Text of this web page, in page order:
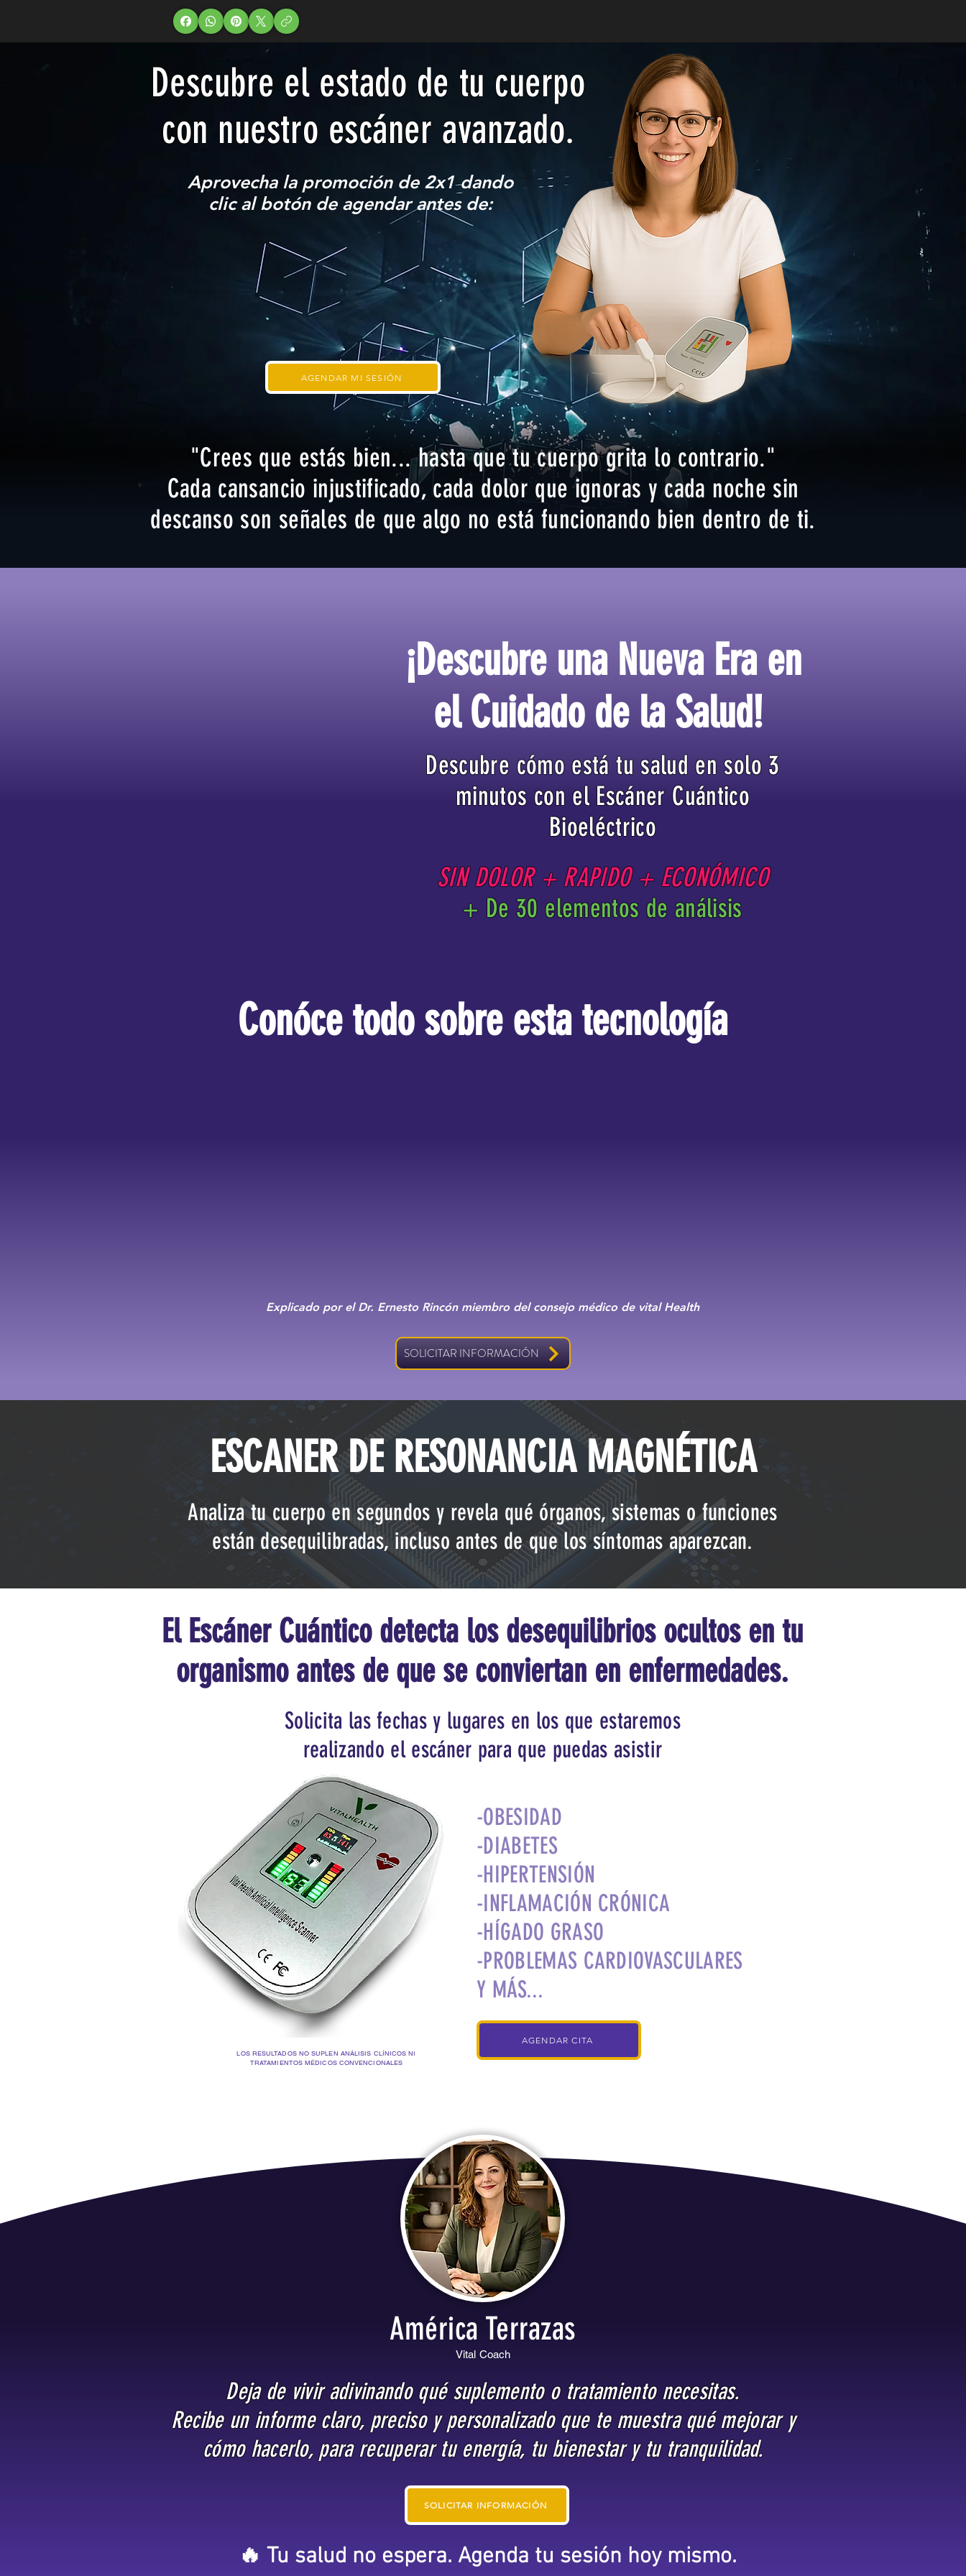
Descubre el estado de tu cuerpo
con nuestro escáner avanzado.
AGENDAR MI SESIÓN
Aprovecha la promoción de 2x1 dando
clic al botón de agendar antes de:
"Crees que estás bien... hasta que tu cuerpo grita lo contrario."
Cada cansancio injustificado, cada dolor que ignoras y cada noche sin
descanso son señales de que algo no está funcionando bien dentro de ti.
¡Descubre una Nueva Era en
el Cuidado de la Salud!
Descubre cómo está tu salud en solo 3
minutos con el Escáner Cuántico
Bioeléctrico
SIN DOLOR + RAPIDO + ECONÓMICO
+ De 30 elementos de análisis
Conóce todo sobre esta tecnología
Explicado por el Dr. Ernesto Rincón miembro del consejo médico de vital Health
SOLICITAR INFORMACIÓN
ESCANER DE RESONANCIA MAGNÉTICA
Analiza tu cuerpo en segundos y revela qué órganos, sistemas o funciones
están desequilibradas, incluso antes de que los síntomas aparezcan.
El Escáner Cuántico detecta los desequilibrios ocultos en tu
organismo antes de que se conviertan en enfermedades.
Solicita las fechas y lugares en los que estaremos
realizando el escáner para que puedas asistir
LOS RESULTADOS NO SUPLEN ANÁLISIS CLÍNICOS NI
TRATAMIENTOS MÉDICOS CONVENCIONALES
-OBESIDAD
-DIABETES
-HIPERTENSIÓN
-INFLAMACIÓN CRÓNICA
-HÍGADO GRASO
-PROBLEMAS CARDIOVASCULARES
Y MÁS...
AGENDAR CITA
América Terrazas
Vital Coach
Deja de vivir adivinando qué suplemento o tratamiento necesitas.
Recibe un informe claro, preciso y personalizado que te muestra qué mejorar y
cómo hacerlo, para recuperar tu energía, tu bienestar y tu tranquilidad.
SOLICITAR INFORMACIÓN
🔥 Tu salud no espera. Agenda tu sesión hoy mismo.